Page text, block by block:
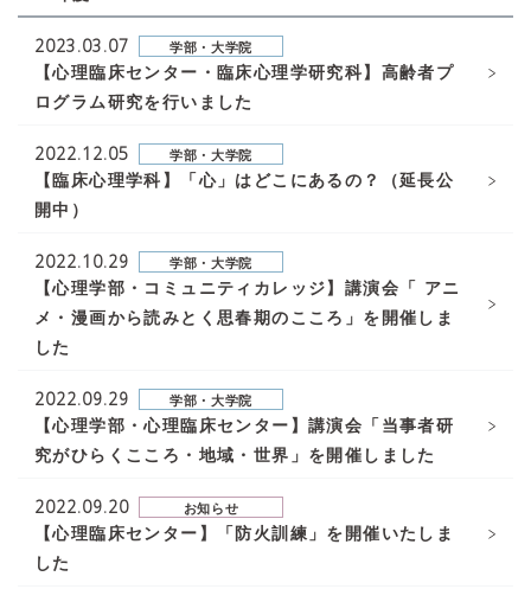
2023.03.07 学部・大学院
【心理臨床センター・臨床心理学研究科】高齢者プ
ログラム研究を行いました
2022.12.05 学部・大学院
【臨床心理学科】「心」はどこにあるの？（延長公
開中）
2022.10.29 学部・大学院
【心理学部・コミュニティカレッジ】講演会「 アニ
メ・漫画から読みとく思春期のこころ」を開催しま
した
2022.09.29 学部・大学院
【心理学部・心理臨床センター】講演会「当事者研
究がひらくこころ・地域・世界」を開催しました
2022.09.20 お知らせ
【心理臨床センター】「防火訓練」を開催いたしま
した